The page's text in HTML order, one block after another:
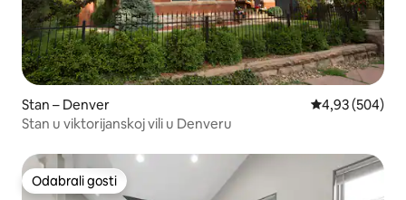
Stan – Denver Prosječna
4,93 (504)
Stan u viktorijanskoj vili u Denveru
Odabrali gosti
Odabrali gosti